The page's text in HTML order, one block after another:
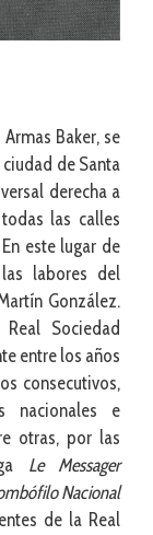
Baker, se
ciudad de Santa
derecha a
las calles
este lugar de
labores del
González.
Sociedad
entre los años
consecutivos,
nacionales e
otras, por las
Le Messager
Nacional
de la Real